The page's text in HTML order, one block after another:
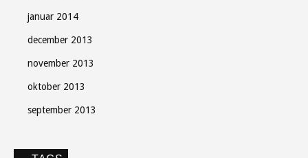
januar 2014
december 2013
november 2013
oktober 2013
september 2013